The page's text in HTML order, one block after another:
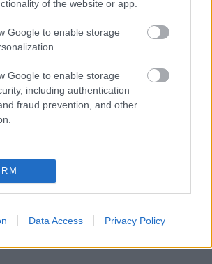
of the website or app.
Google to enable storage
Google to enable storage
including authentication
fraud prevention, and other
Data Access Privacy Policy